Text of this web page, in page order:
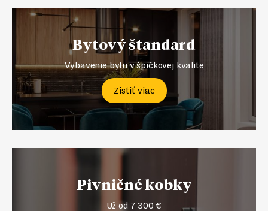
Bytový štandard
Vybavenie bytu v špičkovej kvalite
Zistiť viac
Pivničné kobky
Už od 7 300 €